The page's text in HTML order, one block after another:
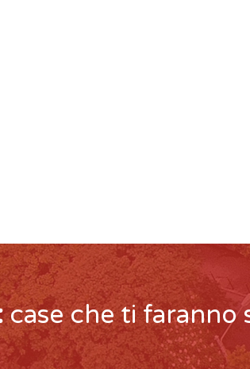
case che ti faranno